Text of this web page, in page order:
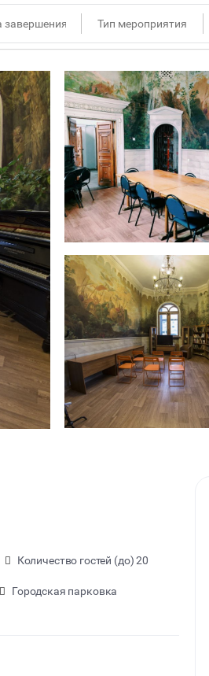
Количество гостей (до) 20
Городская парковка